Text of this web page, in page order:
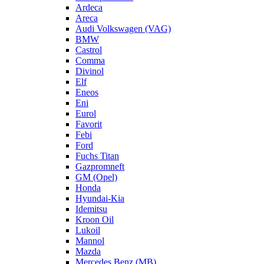
Ardeca
Areca
Audi Volkswagen (VAG)
BMW
Castrol
Comma
Divinol
Elf
Eneos
Eni
Eurol
Favorit
Febi
Ford
Fuchs Titan
Gazpromneft
GM (Opel)
Honda
Hyundai-Kia
Idemitsu
Kroon Oil
Lukoil
Mannol
Mazda
Mercedes Benz (MB)